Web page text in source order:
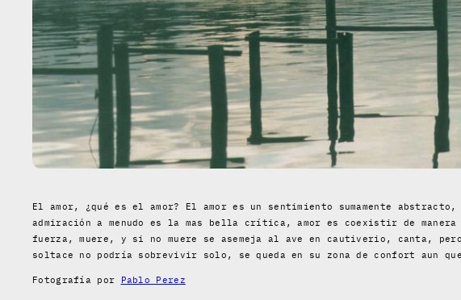
El amor, ¿qué es el amor? El amor es un sentimiento sumamente
admiración a menudo es la mas bella crítica, amor es coexistir de
fuerza, muere, y si no muere se asemeja al ave en cautiverio, canta,
soltace no podría sobrevivir solo, se queda en su zona de confort aun
Fotografía por Pablo Perez